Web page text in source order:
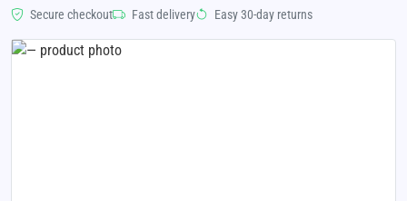
Secure checkout Fast delivery Easy 30-day returns